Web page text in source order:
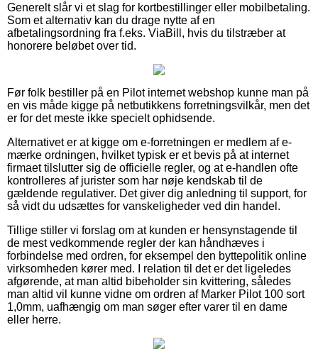
Generelt slår vi et slag for kortbestillinger eller mobilbetaling.
Som et alternativ kan du drage nytte af en
afbetalingsordning fra f.eks. ViaBill, hvis du tilstræber at
honorere beløbet over tid.
Før folk bestiller på en Pilot internet webshop kunne man på
en vis måde kigge på netbutikkens forretningsvilkår, men det
er for det meste ikke specielt ophidsende.
Alternativet er at kigge om e-forretningen er medlem af e-
mærke ordningen, hvilket typisk er et bevis på at internet
firmaet tilslutter sig de officielle regler, og at e-handlen ofte
kontrolleres af jurister som har nøje kendskab til de
gældende regulativer. Det giver dig anledning til support, for
så vidt du udsættes for vanskeligheder ved din handel.
Tillige stiller vi forslag om at kunden er hensynstagende til
de mest vedkommende regler der kan håndhæves i
forbindelse med ordren, for eksempel den byttepolitik online
virksomheden kører med. I relation til det er det ligeledes
afgørende, at man altid bibeholder sin kvittering, således
man altid vil kunne vidne om ordren af Marker Pilot 100 sort
1,0mm, uafhængig om man søger efter varer til en dame
eller herre.